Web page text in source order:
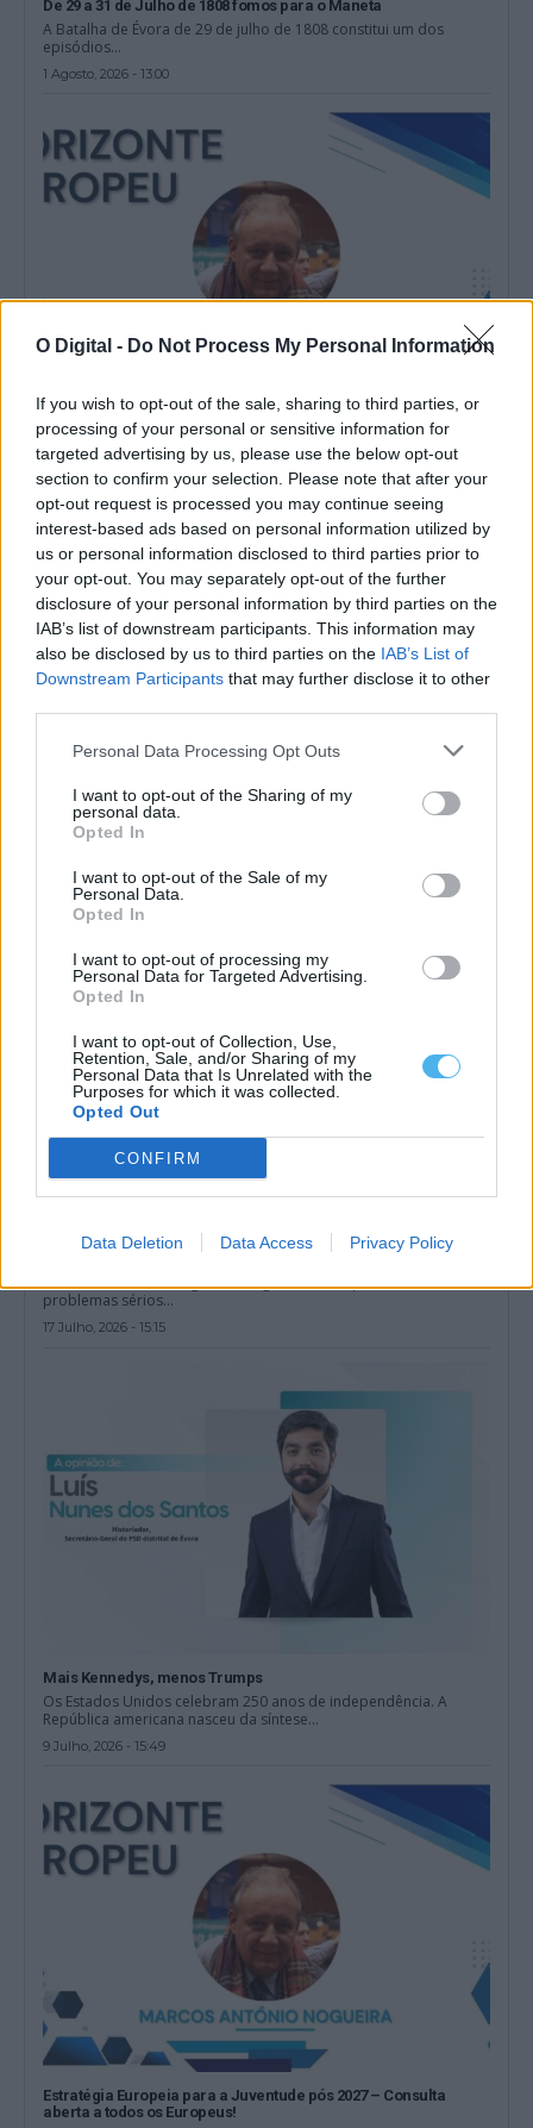
O Digital - Do Not Process My Personal Information
If you wish to opt-out of the sale, sharing to third parties, or
processing of your personal or sensitive information for
targeted advertising by us, please use the below opt-out
section to confirm your selection. Please note that after your
opt-out request is processed you may continue seeing
interest-based ads based on personal information utilized by
us or personal information disclosed to third parties prior to
your opt-out. You may separately opt-out of the further
disclosure of your personal information by third parties on the
IAB’s list of downstream participants. This information may
also be disclosed by us to third parties on the IAB’s List of
Downstream Participants that may further disclose it to other
Personal Data Processing Opt Outs
I want to opt-out of the Sharing of my
personal data.
Opted In
I want to opt-out of the Sale of my
Personal Data.
Opted In
I want to opt-out of processing my
Personal Data for Targeted Advertising.
Opted In
I want to opt-out of Collection, Use,
Retention, Sale, and/or Sharing of my
Personal Data that Is Unrelated with the
Purposes for which it was collected.
Opted Out
CONFIRM
Data Deletion Data Access Privacy Policy
De 29 a 31 de Julho de 1808 fomos para o Maneta
A Batalha de Évora de 29 de julho de 1808 constitui um dos
episódios...
1 Agosto, 2026 - 13:00
Estágios Blue Book: a tua oportunidade europeia
Os estágios são uma parte insubstituível do percurso de
formação e educação para o...
Esta Odisseia é sobre Penélope e não sobre Helena
Nolan, prevenido de que...
22 Julho, 2026 - 14:00
A AD de Luís Montenegro está a governar um país real, com
problemas sérios...
17 Julho, 2026 - 15:15
Mais Kennedys, menos Trumps
Os Estados Unidos celebram 250 anos de independência. A
República americana nasceu da síntese...
9 Julho, 2026 - 15:49
Estratégia Europeia para a Juventude pós 2027 – Consulta
aberta a todos os Europeus!